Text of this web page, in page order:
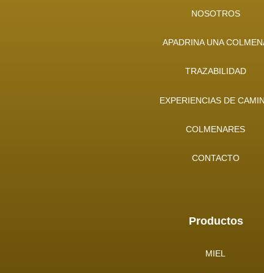
NOSOTROS
APADRINA UNA
TRAZABILIDAD
EXPERIENCIAS DE
COLMENARES
CONTACTO
Productos
MIEL